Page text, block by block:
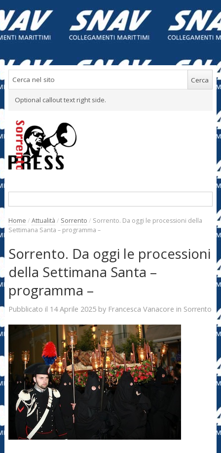
Optional callout text right side.
Home / Attualità / Sorrento / Sorrento. Da oggi le processioni della
Settimana Santa – programma –
Sorrento. Da oggi le processioni
della Settimana Santa –
programma –
Pubblicato il 14 Aprile 2025by Francesca Vanacore in Sorrento